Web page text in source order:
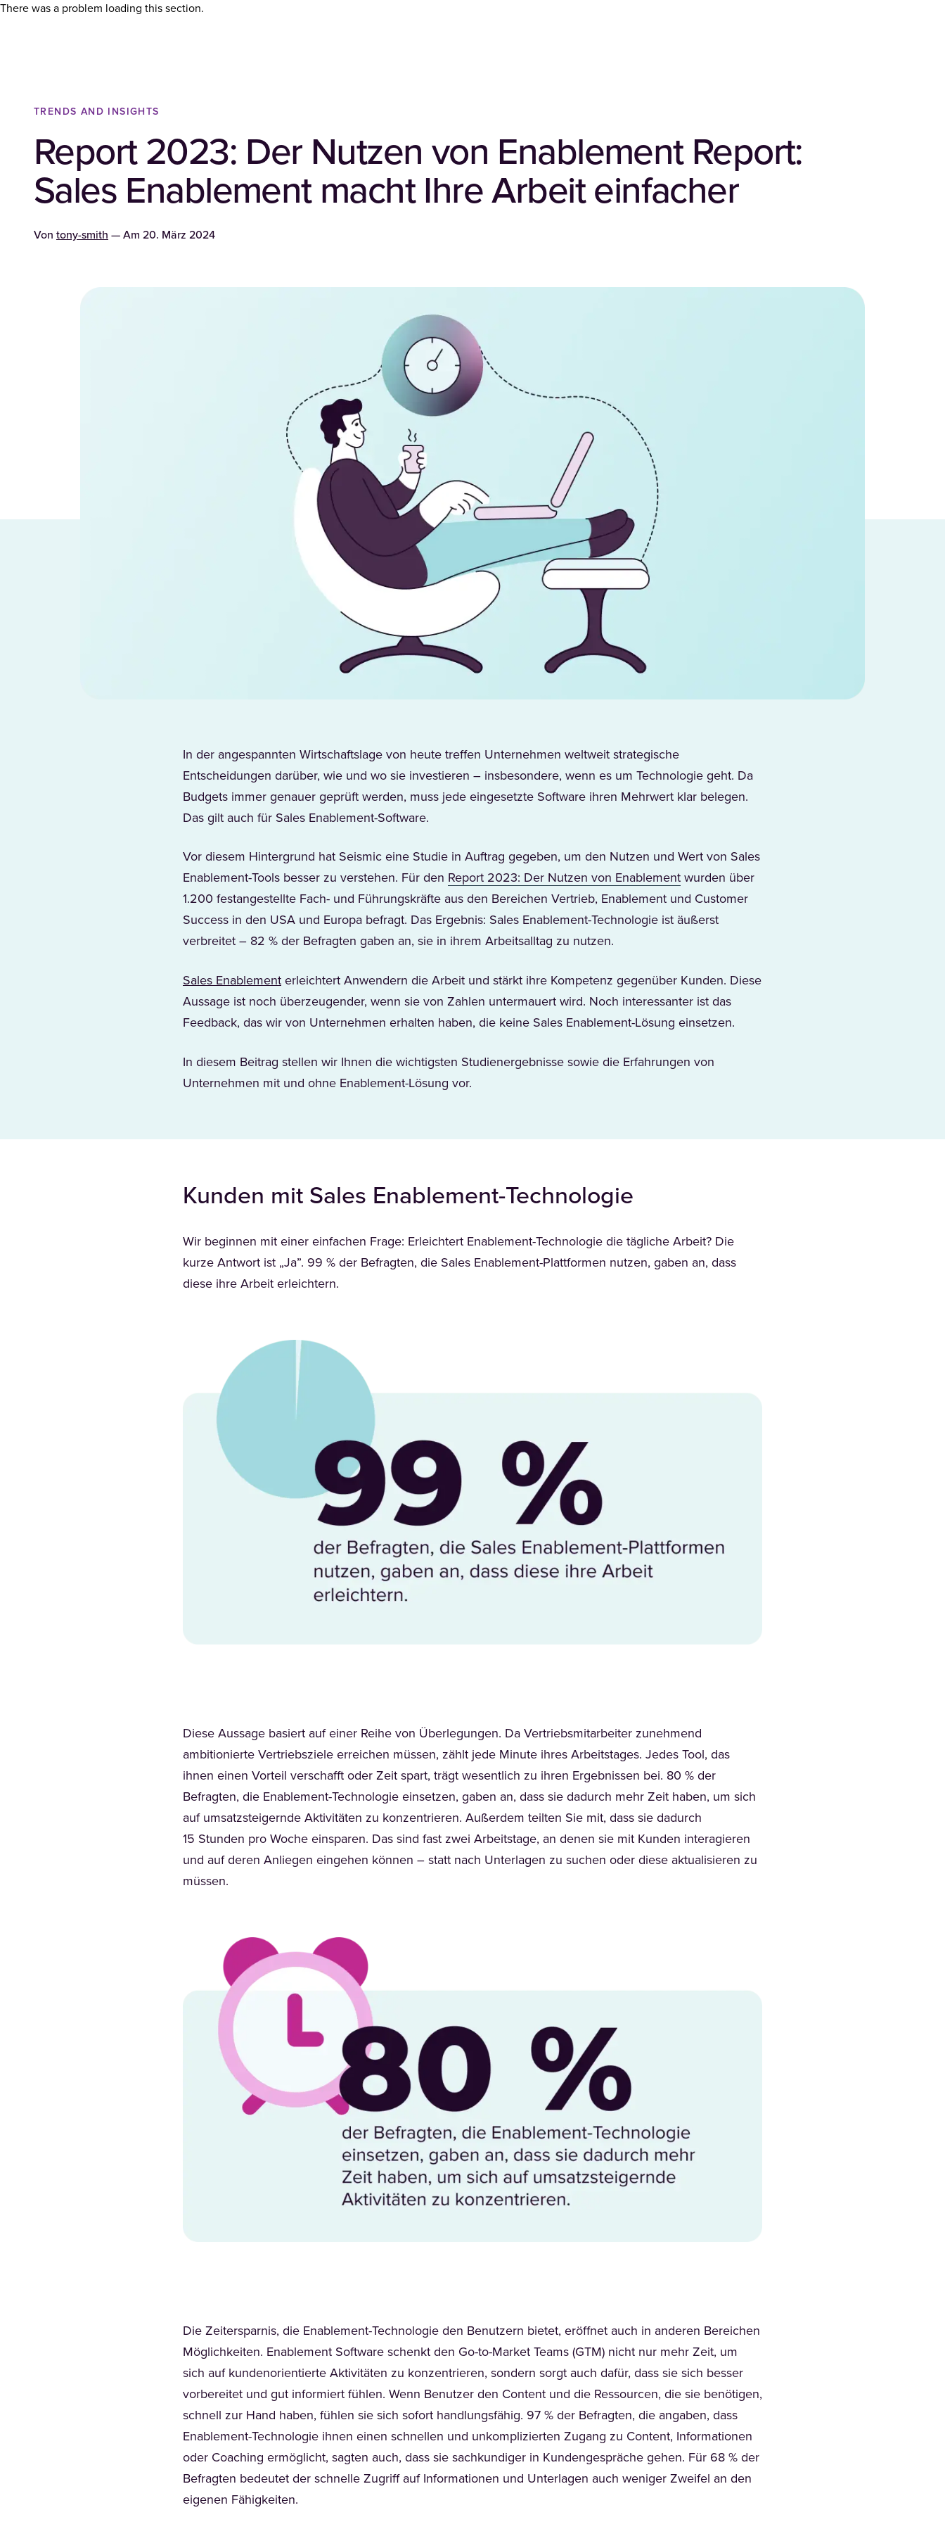
There was a problem loading this section.
TRENDS AND INSIGHTS
Report 2023: Der Nutzen von Enablement Report:
Sales Enablement macht Ihre Arbeit einfacher
Von tony-smith — Am 20. März 2024
In der angespannten Wirtschaftslage von heute treffen Unternehmen weltweit strategische
Entscheidungen darüber, wie und wo sie investieren – insbesondere, wenn es um Technologie geht. Da
Budgets immer genauer geprüft werden, muss jede eingesetzte Software ihren Mehrwert klar belegen.
Das gilt auch für Sales Enablement-Software.
Vor diesem Hintergrund hat Seismic eine Studie in Auftrag gegeben, um den Nutzen und Wert von Sales
Enablement-Tools besser zu verstehen. Für den Report 2023: Der Nutzen von Enablement(Opens in a new tab)
wurden über
1.200 festangestellte Fach- und Führungskräfte aus den Bereichen Vertrieb, Enablement und Customer
Success in den USA und Europa befragt. Das Ergebnis: Sales Enablement-Technologie ist äußerst
verbreitet – 82 % der Befragten gaben an, sie in ihrem Arbeitsalltag zu nutzen.
Sales Enablement erleichtert Anwendern die Arbeit und stärkt ihre Kompetenz gegenüber Kunden. Diese
Aussage ist noch überzeugender, wenn sie von Zahlen untermauert wird. Noch interessanter ist das
Feedback, das wir von Unternehmen erhalten haben, die keine Sales Enablement-Lösung einsetzen.
In diesem Beitrag stellen wir Ihnen die wichtigsten Studienergebnisse sowie die Erfahrungen von
Unternehmen mit und ohne Enablement-Lösung vor.
Kunden mit Sales Enablement-Technologie
Wir beginnen mit einer einfachen Frage: Erleichtert Enablement-Technologie die tägliche Arbeit? Die
kurze Antwort ist „Ja”. 99 % der Befragten, die Sales Enablement-Plattformen nutzen, gaben an, dass
diese ihre Arbeit erleichtern.
Diese Aussage basiert auf einer Reihe von Überlegungen. Da Vertriebsmitarbeiter zunehmend
ambitionierte Vertriebsziele erreichen müssen, zählt jede Minute ihres Arbeitstages. Jedes Tool, das
ihnen einen Vorteil verschafft oder Zeit spart, trägt wesentlich zu ihren Ergebnissen bei. 80 % der
Befragten, die Enablement-Technologie einsetzen, gaben an, dass sie dadurch mehr Zeit haben, um sich
auf umsatzsteigernde Aktivitäten zu konzentrieren. Außerdem teilten Sie mit, dass sie dadurch
15 Stunden pro Woche einsparen. Das sind fast zwei Arbeitstage, an denen sie mit Kunden interagieren
und auf deren Anliegen eingehen können – statt nach Unterlagen zu suchen oder diese aktualisieren zu
müssen.
Die Zeitersparnis, die Enablement-Technologie den Benutzern bietet, eröffnet auch in anderen Bereichen
Möglichkeiten. Enablement Software schenkt den Go-to-Market Teams (GTM) nicht nur mehr Zeit, um
sich auf kundenorientierte Aktivitäten zu konzentrieren, sondern sorgt auch dafür, dass sie sich besser
vorbereitet und gut informiert fühlen. Wenn Benutzer den Content und die Ressourcen, die sie benötigen,
schnell zur Hand haben, fühlen sie sich sofort handlungsfähig. 97 % der Befragten, die angaben, dass
Enablement-Technologie ihnen einen schnellen und unkomplizierten Zugang zu Content, Informationen
oder Coaching ermöglicht, sagten auch, dass sie sachkundiger in Kundengespräche gehen. Für 68 % der
Befragten bedeutet der schnelle Zugriff auf Informationen und Unterlagen auch weniger Zweifel an den
eigenen Fähigkeiten.